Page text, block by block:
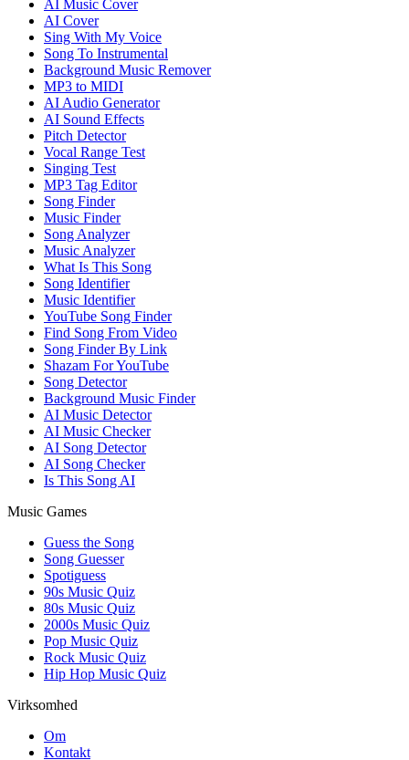
AI Music Cover
AI Cover
Sing With My Voice
Song To Instrumental
Background Music Remover
MP3 to MIDI
AI Audio Generator
AI Sound Effects
Pitch Detector
Vocal Range Test
Singing Test
MP3 Tag Editor
Song Finder
Music Finder
Song Analyzer
Music Analyzer
What Is This Song
Song Identifier
Music Identifier
YouTube Song Finder
Find Song From Video
Song Finder By Link
Shazam For YouTube
Song Detector
Background Music Finder
AI Music Detector
AI Music Checker
AI Song Detector
AI Song Checker
Is This Song AI
Music Games
Guess the Song
Song Guesser
Spotiguess
90s Music Quiz
80s Music Quiz
2000s Music Quiz
Pop Music Quiz
Rock Music Quiz
Hip Hop Music Quiz
Virksomhed
Om
Kontakt